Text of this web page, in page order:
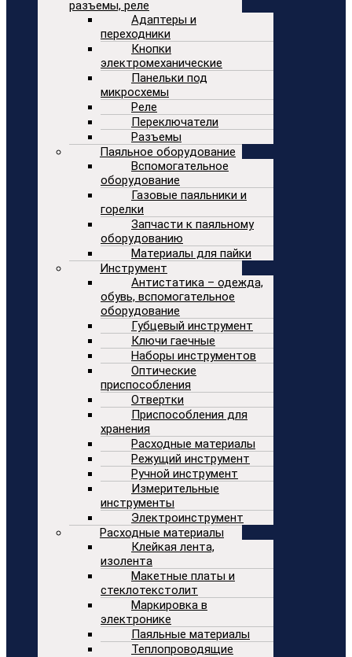
разъемы, реле
Адаптеры и
переходники
Кнопки
электромеханические
Панельки под
микросхемы
Реле
Переключатели
Разъемы
Паяльное оборудование
Вспомогательное
оборудование
Газовые паяльники и
горелки
Запчасти к паяльному
оборудованию
Материалы для пайки
Инструмент
Антистатика – одежда,
обувь, вспомогательное
оборудование
Губцевый инструмент
Ключи гаечные
Наборы инструментов
Оптические
приспособления
Отвертки
Приспособления для
хранения
Расходные материалы
Режущий инструмент
Ручной инструмент
Измерительные
инструменты
Электроинструмент
Расходные материалы
Клейкая лента,
изолента
Макетные платы и
стеклотекстолит
Маркировка в
электронике
Паяльные материалы
Теплопроводящие